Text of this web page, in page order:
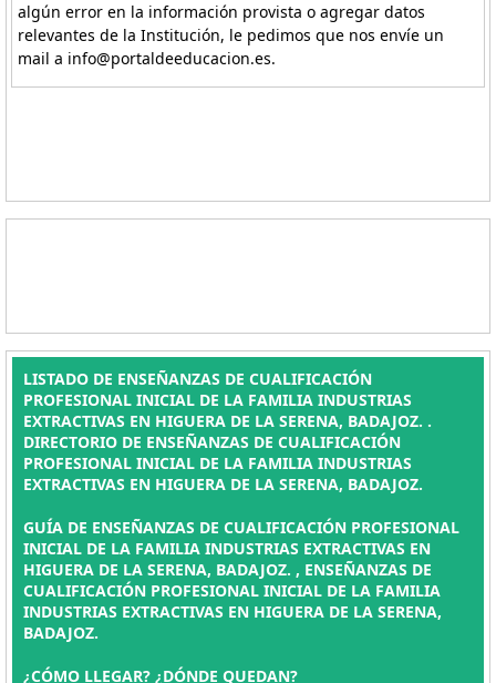
algún error en la información provista o agregar datos
relevantes de la Institución, le pedimos que nos envíe un
mail a info@portaldeeducacion.es.
LISTADO DE ENSEÑANZAS DE CUALIFICACIÓN
PROFESIONAL INICIAL DE LA FAMILIA INDUSTRIAS
EXTRACTIVAS EN HIGUERA DE LA SERENA, BADAJOZ. .
DIRECTORIO DE ENSEÑANZAS DE CUALIFICACIÓN
PROFESIONAL INICIAL DE LA FAMILIA INDUSTRIAS
EXTRACTIVAS EN HIGUERA DE LA SERENA, BADAJOZ.
GUÍA DE ENSEÑANZAS DE CUALIFICACIÓN PROFESIONAL
INICIAL DE LA FAMILIA INDUSTRIAS EXTRACTIVAS EN
HIGUERA DE LA SERENA, BADAJOZ. , ENSEÑANZAS DE
CUALIFICACIÓN PROFESIONAL INICIAL DE LA FAMILIA
INDUSTRIAS EXTRACTIVAS EN HIGUERA DE LA SERENA,
BADAJOZ.
¿CÓMO LLEGAR? ¿DÓNDE QUEDAN?